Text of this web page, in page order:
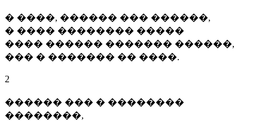
� ����, ������ ��� ������,
� ���� �������� �����
���� ������ ������� ������,
��� � ������� �� ����.
2
������ ��� � ��������
��������,